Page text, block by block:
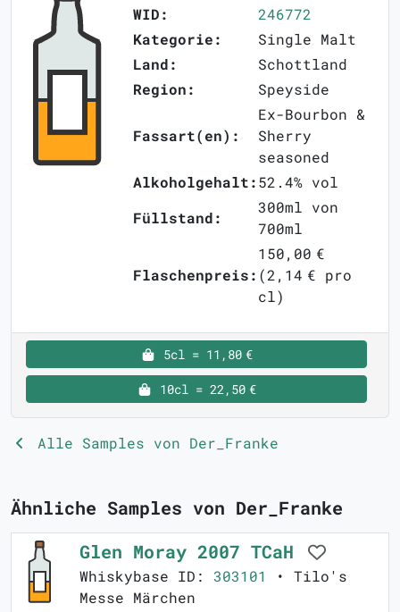
WID:
246772
Kategorie:
Single Malt
Land:
Schottland
Region:
Speyside
Fassart(en):
Ex-Bourbon &
Sherry
seasoned
Alkoholgehalt:52.4% vol
Füllstand:
300ml von
700ml
Flaschenpreis:
150,00 €
(2,14 € pro
cl)
5cl = 11,80 €
10cl = 22,50 €
Alle Samples von Der_Franke
Ähnliche Samples von Der_Franke
Glen Moray 2007 TCaH
Whiskybase ID: 303101
• Tilo's
Messe Märchen